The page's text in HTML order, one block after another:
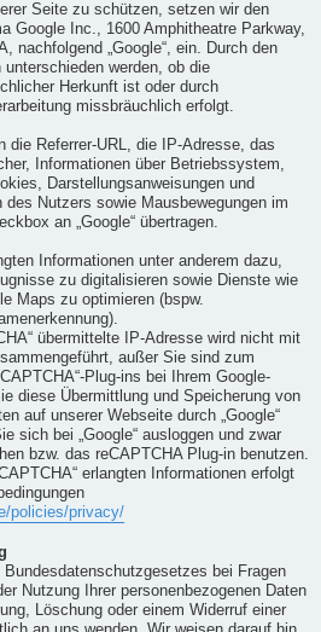
Seite zu schützen, setzen wir den
Google Inc., 1600 Amphitheatre Parkway,
nachfolgend „Google“, ein. Durch den
werden, ob die
Herkunft ist oder durch
missbräuchlich erfolgt.
die Referrer-URL, die IP-Adresse, das
Informationen über Betriebssystem,
Darstellungsanweisungen und
Nutzers sowie Mausbewegungen im
an „Google“ übertragen.
Informationen unter anderem dazu,
zu digitalisieren sowie Dienste wie
Maps zu optimieren (bspw.
übermittelte IP-Adresse wird nicht mit
außer Sie sind zum
Plug-ins bei Ihrem Google-
diese Übermittlung und Speicherung von
auf unserer Webseite durch „Google“
sich bei „Google“ ausloggen und zwar
bzw. das reCAPTCHA Plug-in benutzen.
erlangten Informationen erfolgt
policies/privacy/
bei Fragen
Nutzung Ihrer personenbezogenen Daten
Löschung oder einem Widerruf einer